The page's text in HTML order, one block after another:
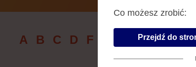
A B C D F J K L Ł
Co możesz zrobić:
Przejdź do